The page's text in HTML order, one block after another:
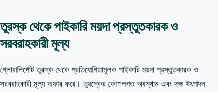
তুরস্ক থেকে পাইকারি ময়দা প্রস্তুতকারক ও
সরবরাহকারী মূল্য
গ্লোবালির্পোট তুরস্ক থেকে প্রতিযোগিতামূলক পাইকারি ময়দা প্রস্তুতকারক ও
সরবরাহকারী মূল্য অফার করে। তুরস্কের কৌশলগত অবস্থান এবং দক্ষ উৎপাদন